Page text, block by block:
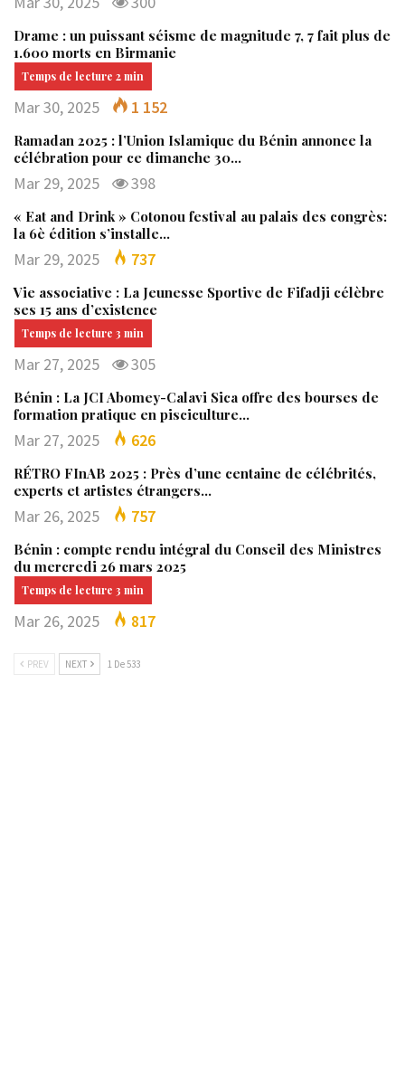
Drame : un puissant séisme de magnitude 7, 7 fait plus de
1.600 morts en Birmanie
Mar 30, 2025 1 152
Ramadan 2025 : l’Union Islamique du Bénin annonce la
célébration pour ce dimanche 30…
Mar 29, 2025 398
« Eat and Drink » Cotonou festival au palais des congrès:
la 6è édition s’installe…
Mar 29, 2025 737
Vie associative : La Jeunesse Sportive de Fifadji célèbre
ses 15 ans d’existence
Mar 27, 2025 305
Bénin : La JCI Abomey-Calavi Sica offre des bourses de
formation pratique en pisciculture…
Mar 27, 2025 626
RÉTRO FInAB 2025 : Près d’une centaine de célébrités,
experts et artistes étrangers…
Mar 26, 2025 757
Bénin : compte rendu intégral du Conseil des Ministres
du mercredi 26 mars 2025
Mar 26, 2025 817
PREV NEXT 1 De 533